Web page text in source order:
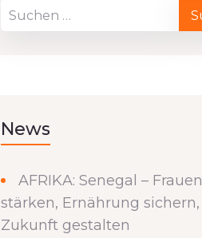
News
AFRIKA: Senegal – Frauen
stärken, Ernährung sichern,
Zukunft gestalten